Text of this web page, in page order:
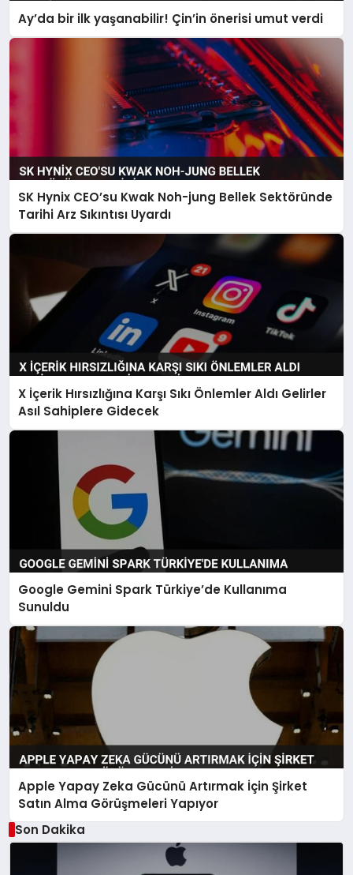
Ay’da bir ilk yaşanabilir! Çin’in önerisi umut verdi
SK Hynix CEO’su Kwak Noh-jung Bellek Sektöründe
Tarihi Arz Sıkıntısı Uyardı
X İçerik Hırsızlığına Karşı Sıkı Önlemler Aldı Gelirler
Asıl Sahiplere Gidecek
Google Gemini Spark Türkiye’de Kullanıma
Sunuldu
Apple Yapay Zeka Gücünü Artırmak İçin Şirket
Satın Alma Görüşmeleri Yapıyor
Son Dakika